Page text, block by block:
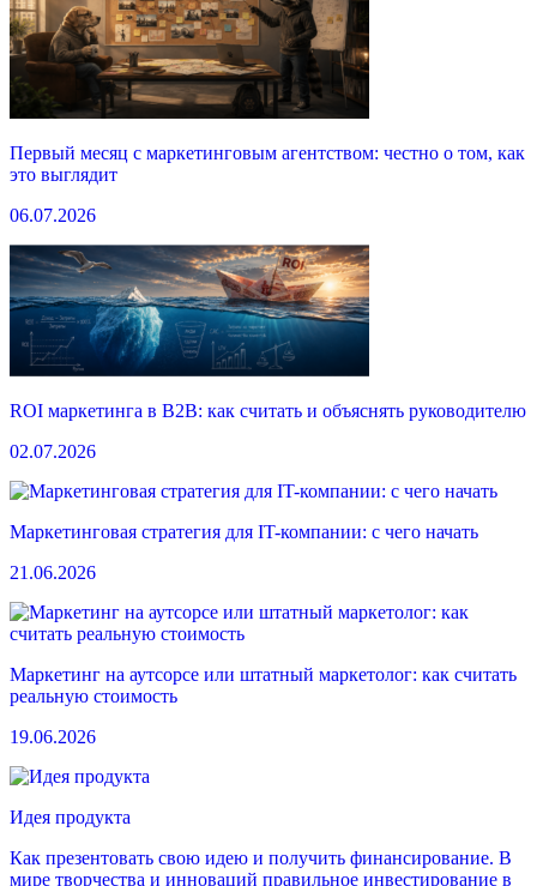
Первый месяц с маркетинговым агентством: честно о том, как
это выглядит
06.07.2026
ROI маркетинга в B2B: как считать и объяснять руководителю
02.07.2026
Маркетинговая стратегия для IT-компании: с чего начать
21.06.2026
Маркетинг на аутсорсе или штатный маркетолог: как считать
реальную стоимость
19.06.2026
Идея продукта
Как презентовать свою идею и получить финансирование. В
мире творчества и инноваций правильное инвестирование в